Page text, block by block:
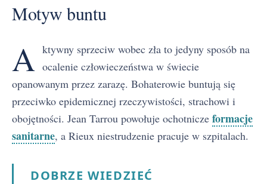
Motyw śmierci
Motyw samotności
Motyw buntu
A ktywny sprzeciw wobec zła to jedyny sposób na
ocalenie człowieczeństwa w świecie
opanowanym przez zarazę. Bohaterowie buntują się
przeciwko epidemicznej rzeczywistości, strachowi i
obojętności. Jean Tarrou powołuje ochotnicze formacje
sanitarne, a Rieux niestrudzenie pracuje w szpitalach.
DOBRZE WIEDZIEĆ